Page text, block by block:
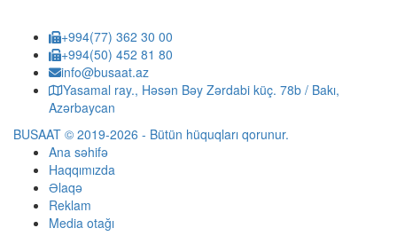
+994(77) 362 30 00
+994(50) 452 81 80
info@busaat.az
Yasamal ray., Həsən Bəy Zərdabi küç. 78b / Bakı,
Azərbaycan
BUSAAT © 2019-2026 - Bütün hüquqları qorunur.
Ana səhifə
Haqqımızda
Əlaqə
Reklam
Media otağı